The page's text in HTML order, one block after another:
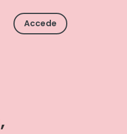
Accede
,